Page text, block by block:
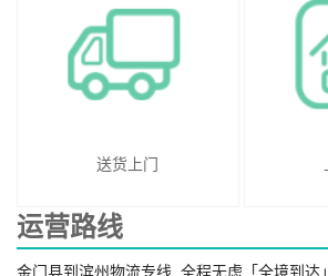
送货上门
运营路线
金门县到滨州物流专线_全程无虑「全境到达」